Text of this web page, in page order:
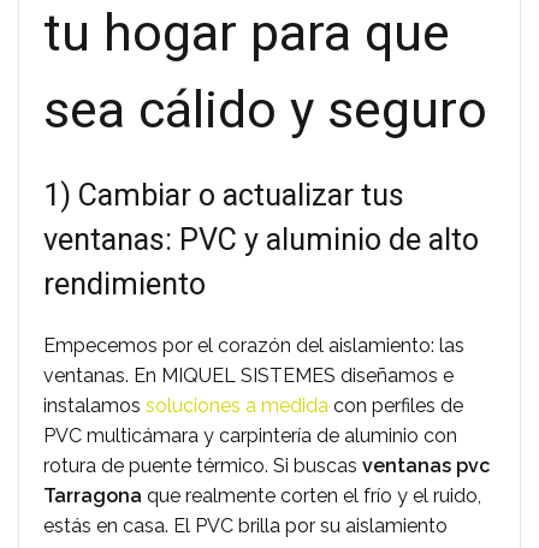
tu hogar para que
sea cálido y seguro
1) Cambiar o actualizar tus
ventanas: PVC y aluminio de alto
rendimiento
Empecemos por el corazón del aislamiento: las
ventanas. En MIQUEL SISTEMES diseñamos e
instalamos soluciones a medida con perfiles de
PVC multicámara y carpintería de aluminio con
rotura de puente térmico. Si buscas ventanas pvc
Tarragona que realmente corten el frío y el ruido,
estás en casa. El PVC brilla por su aislamiento